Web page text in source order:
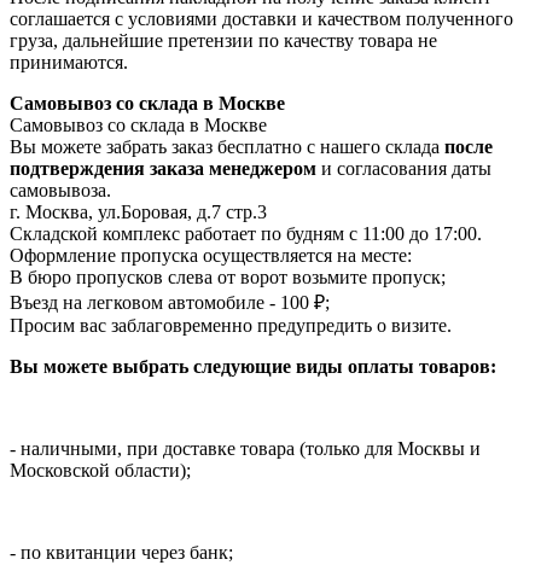
соглашается с условиями доставки и качеством полученного
груза, дальнейшие претензии по качеству товара не
принимаются.
Самовывоз со склада в Москве
Самовывоз со склада в Москве
Вы можете забрать заказ бесплатно с нашего склада после
подтверждения заказа менеджером и согласования даты
самовывоза.
г. Москва, ул.Боровая, д.7 стр.3
Складской комплекс работает по будням с 11:00 до 17:00.
Оформление пропуска осуществляется на месте:
В бюро пропусков слева от ворот возьмите пропуск;
Въезд на легковом автомобиле - 100 ₽;
Просим вас заблаговременно предупредить о визите.
Вы можете выбрать следующие виды оплаты товаров:
- наличными, при доставке товара (только для Москвы и
Московской области);
- по квитанции через банк;